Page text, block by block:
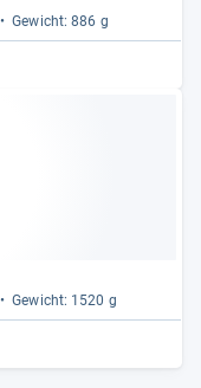
Gewicht: 886 g
Gewicht: 1520 g